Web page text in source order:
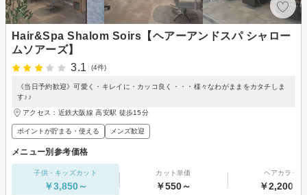
Hair&Spa Shalom Soirs【ヘアーアンドスパ シャロー
ムソアーズ】
3.1
(4件)
《当日予約歓迎》可愛く・キレイに・カッコ良く・・・様々なわがままをカタチしま
す♪♪
アクセス：近鉄大阪線 高安駅 徒歩15分
ポイントが貯まる・使える メンズ歓迎
メニュー別参考価格
子供・キッズカット
￥3,850～
カット単価
￥550～
ヘアカラー
￥2,200～